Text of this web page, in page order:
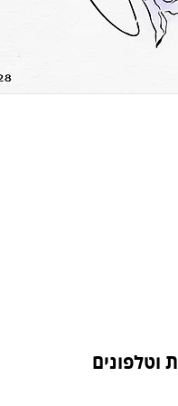
וטלפונים